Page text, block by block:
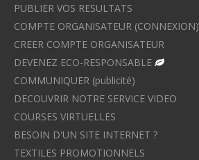
PUBLIER VOS RESULTATS
COMPTE ORGANISATEUR (CONNEXION)
CREER COMPTE ORGANISATEUR
DEVENEZ ECO-RESPONSABLE
COMMUNIQUER (publicité)
DECOUVRIR NOTRE SERVICE VIDEO
COURSES VIRTUELLES
BESOIN D'UN SITE INTERNET ?
TEXTILES PROMOTIONNELS